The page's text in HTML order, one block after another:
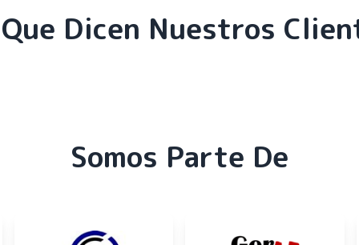
Dicen Nuestros
Somos Parte De